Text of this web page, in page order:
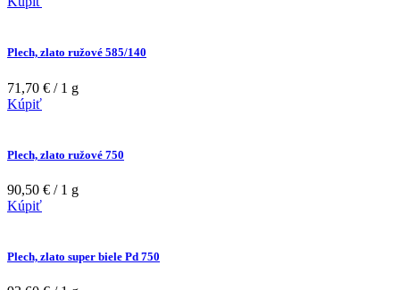
Plech, zlato ružové 585/140
71,70 € / 1 g
Kúpiť
Plech, zlato ružové 750
90,50 € / 1 g
Kúpiť
Plech, zlato super biele Pd 750